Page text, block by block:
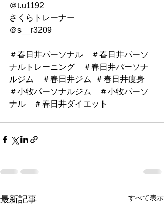
＠t.u1192
さくらトレーナー
＠s__r3209
＃春日井パーソナル　＃春日井パーソ
ナルトレーニング　＃春日井パーソナ
ルジム　＃春日井ジム  ＃春日井痩身
＃小牧パーソナルジム　＃小牧パーソ
ナル　＃春日井ダイエット
最新記事 すべて表示